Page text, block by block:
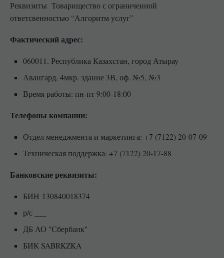
Реквизиты Товарищество с ограниченной
ответсвенностью “Алгоритм услуг”
Фактический адрес:
060011, Республика Казахстан, город Атырау
Авангард, 4мкр. здание 3В, оф. №5, №3
Время работы: пн-пт 9:00-18:00
Телефоны компании:
Отдел менеджмента и маркетинга: +7 (7122) 20-07-09
Техническая поддержка: +7 (7122) 20-17-88
Банковские реквизиты:
БИН 130840018374
р/с ___
ДБ АО "Сбербанк"
БИК SABRKZKA